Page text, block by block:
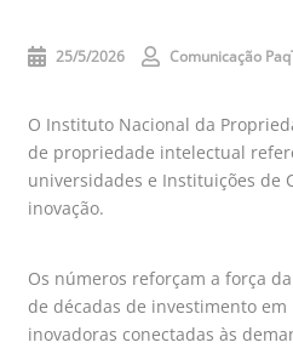
25/5/2026 Comunicação
O Instituto Nacional da
de propriedade intelectual
universidades e Instituições de
inovação.
Os números reforçam a força
de décadas de investimento
inovadoras conectadas às